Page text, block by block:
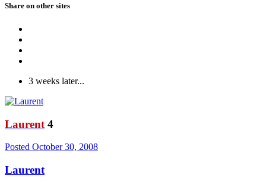
Share on other sites
3 weeks later...
Laurent 4
Posted October 30, 2008
Laurent